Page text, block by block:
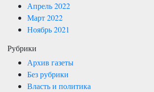
Апрель 2022
Март 2022
Ноябрь 2021
Рубрики
Архив газеты
Без рубрики
Власть и политика